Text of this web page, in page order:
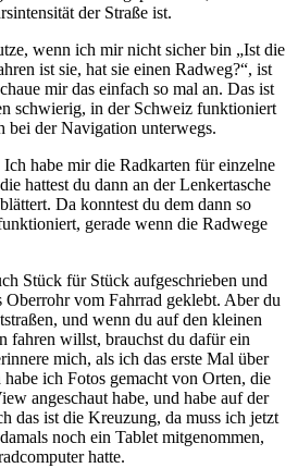
der Straße ist.
wenn ich mir nicht sicher bin „Ist die
ist sie, hat sie einen Radweg?“, ist
mir das einfach so mal an. Das ist
schwierig, in der Schweiz funktioniert
bei der Navigation unterwegs.
habe mir die Radkarten für einzelne
hattest du dann an der Lenkertasche
Da konntest du dem dann so
gerade wenn die Radwege
Stück für Stück aufgeschrieben und
vom Fahrrad geklebt. Aber du
und wenn du auf den kleinen
fahren willst, brauchst du dafür ein
mich, als ich das erste Mal über
ich Fotos gemacht von Orten, die
angeschaut habe, und habe auf der
das ist die Kreuzung, da muss ich jetzt
noch ein Tablet mitgenommen,
hatte.